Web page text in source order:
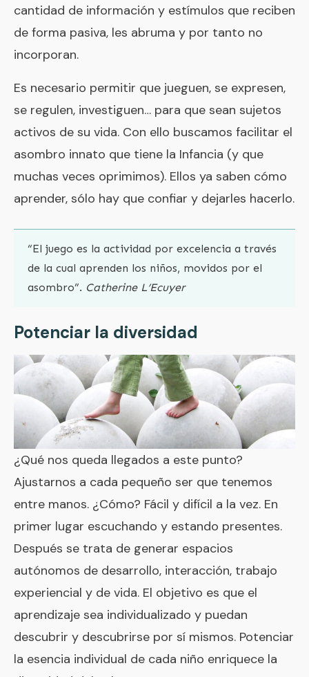
cantidad de información y estímulos que reciben
de forma pasiva, les abruma y por tanto no
incorporan.
Es necesario permitir que jueguen, se expresen,
se regulen, investiguen… para que sean sujetos
activos de su vida. Con ello buscamos facilitar el
asombro innato que tiene la Infancia (y que
muchas veces oprimimos). Ellos ya saben cómo
aprender, sólo hay que confiar y dejarles hacerlo.
“El juego es la actividad por excelencia a través
de la cual aprenden los niños, movidos por el
asombro”. Catherine L’Ecuyer
Potenciar la diversidad
¿Qué nos queda llegados a este punto?
Ajustarnos a cada pequeño ser que tenemos
entre manos. ¿Cómo? Fácil y difícil a la vez. En
primer lugar escuchando y estando presentes.
Después se trata de generar espacios
autónomos de desarrollo, interacción, trabajo
experiencial y de vida. El objetivo es que el
aprendizaje sea individualizado y puedan
descubrir y descubrirse por sí mismos. Potenciar
la esencia individual de cada niño enriquece la